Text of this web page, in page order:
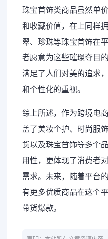
珠宝首饰类商品虽然单
和收藏价值，在上同样
翠、珍珠等珠宝首饰在
者愿意为这些璀璨夺目
满足了人们对美的追求
和个性化的重视。
综上所述，作为跨境电
盖了美妆个护、时尚服
货以及珠宝首饰等多个
用性，更体现了消费者
需求。未来，随着平台
有更多优质商品在这个
带货爆款。